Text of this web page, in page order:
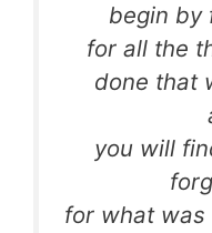
begin by
for all the
done that
you will
for what was